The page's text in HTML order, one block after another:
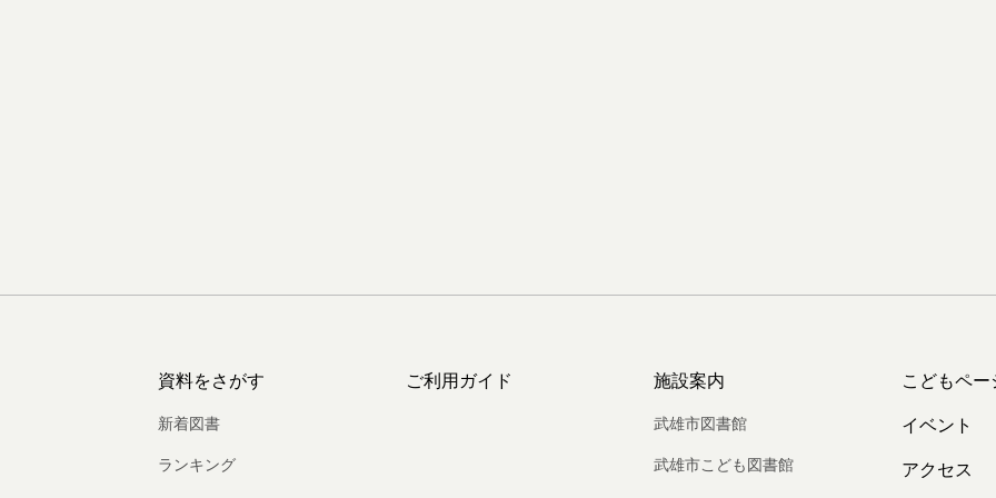
資料をさがす
新着図書
ランキング
ご利用ガイド 施設案内
武雄市図書館
武雄市こども図書館
こどもペー
イベント
アクセス